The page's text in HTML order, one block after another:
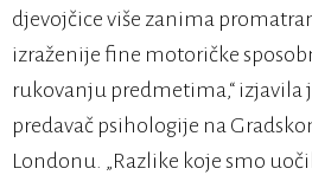
djevojčice više zanima
izraženije fine motoričke
rukovanju predmetima,“ izjavila
predavač psihologije na
Londonu. „Razlike koje smo